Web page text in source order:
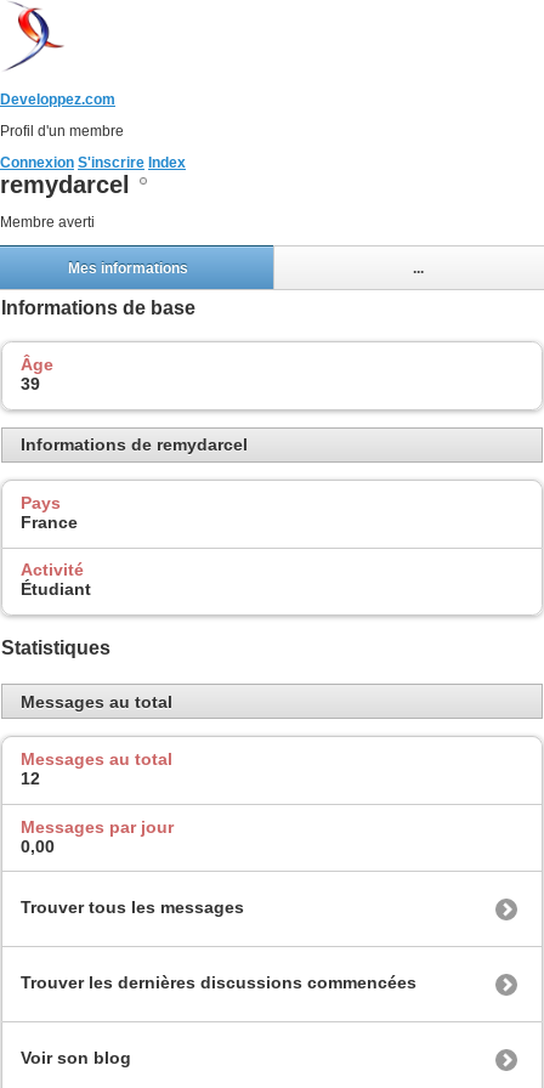
Developpez.com
Profil d'un membre
Connexion S'inscrire Index
remydarcel
Membre averti
Mes informations ...
Informations de base
Âge
39
Informations de remydarcel
Pays
France
Activité
Étudiant
Statistiques
Messages au total
Messages au total
12
Messages par jour
0,00
Trouver tous les messages
Trouver les dernières discussions commencées
Voir son blog